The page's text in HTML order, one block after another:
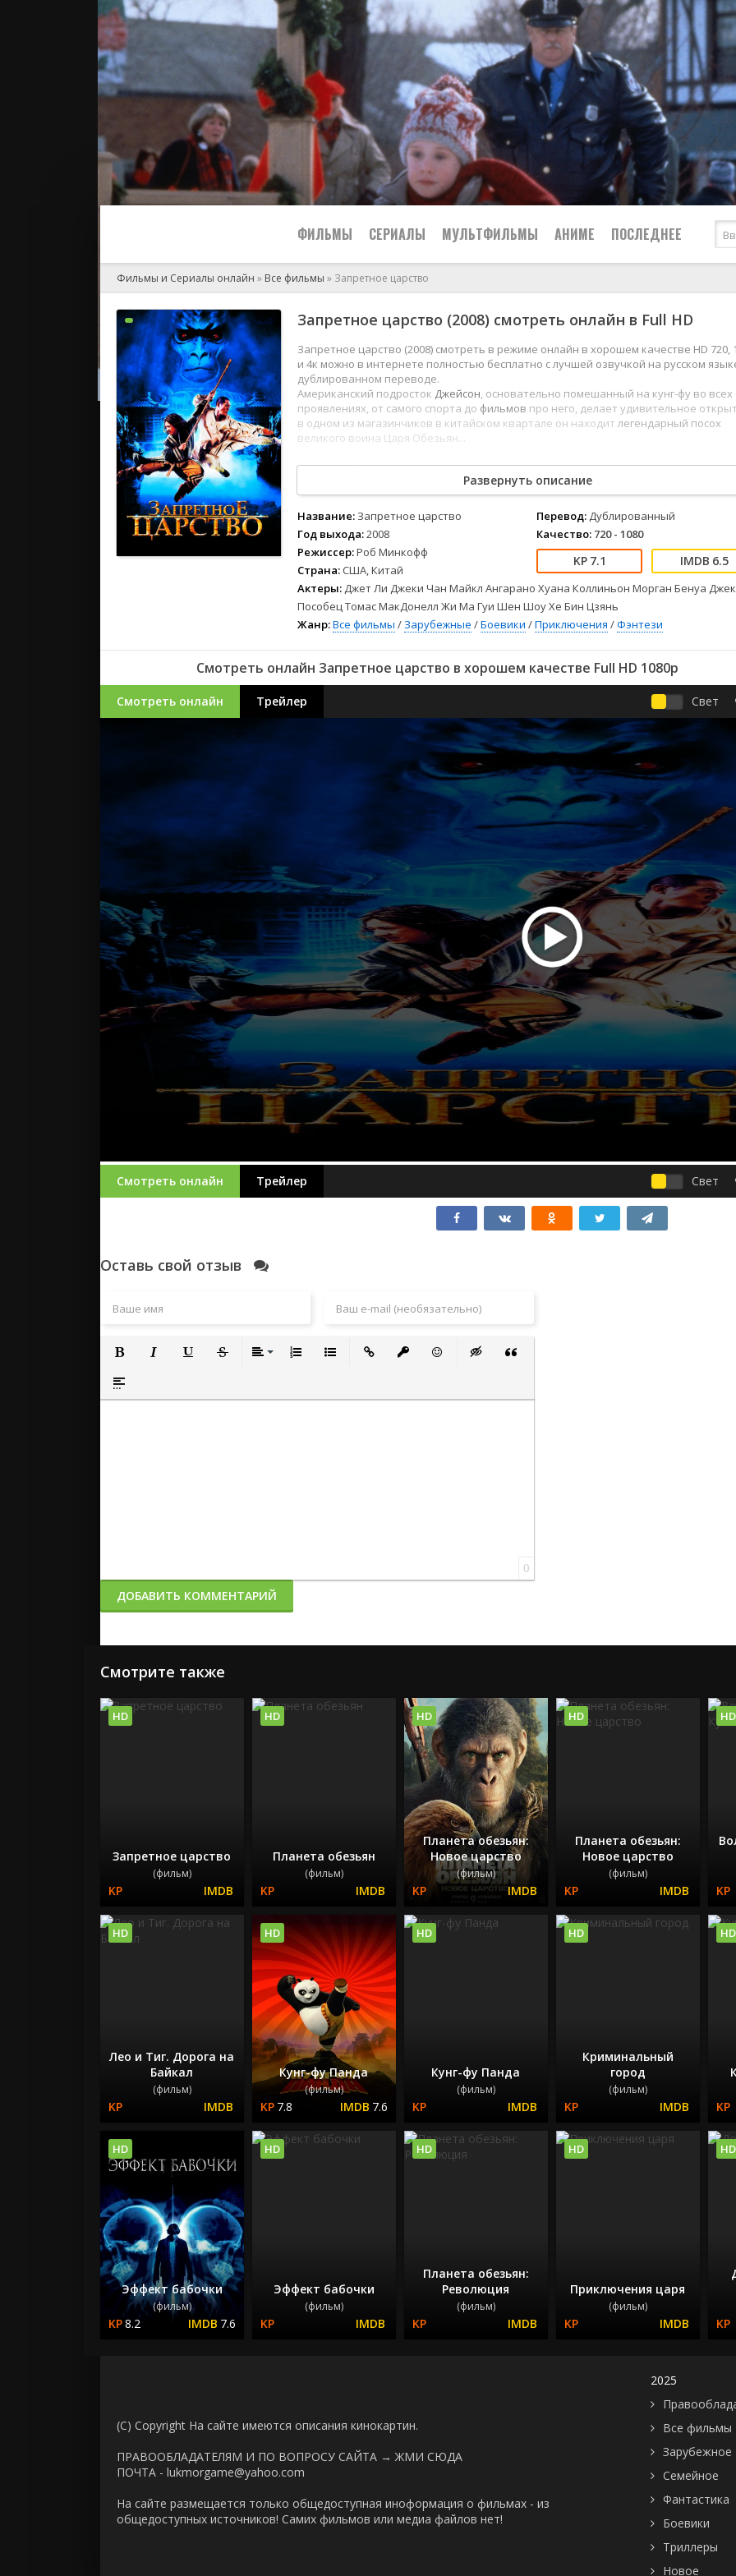
ФИЛЬМЫ
2024
2023
2022
2021
Зарубежные
Боевики
Военные
Детективы
Детские
Драмы
Мелодрамы
Приключения
Семейные
Спорт
Триллеры
Ужасы
СЕРИАЛЫ МУЛЬТФИЛЬМЫ АНИМЕ ПОСЛЕДНЕЕ
2024
2023
2022
2021
Зарубежные
Фильмы из соцетей
Фильмы и Сериалы онлайн » Все фильмы » Запретное царство
Запретное царство (2008) смотреть онлайн в Full HD
Запретное царство (2008) смотреть в режиме онлайн в хорошем качестве HD 720,
и 4к можно в интернете полностью бесплатно с лучшей озвучкой на русском
дублированном переводе.
Американский подросток Джейсон, основательно помешанный на кунг-фу во всех
проявлениях, от самого спорта до фильмов про него, делает удивительное
в одном из магазинчиков в китайском квартале он находит легендарный посох
великого воина Царя Обезьян...
12345 678
Развернуть описание
Название: Запретное царство
Год выхода:2008
Режиссер:Роб Минкофф
Страна: США, Китай
Перевод: Дублированный
Качество: 720 - 1080
7.1 6.5
Актеры: Джет Ли Джеки Чан Майкл Ангарано Хуана Коллиньон Морган Бенуа Джек
Пособец Томас МакДонелл Жи Ма Гуи Шен Шоу Хе Бин Цзянь
Жанр:Все фильмы / Зарубежные /Боевики /Приключения /Фэнтези
Смотреть онлайн Запретное царство в хорошем качестве Full HD 1080p
Смотреть онлайн Трейлер Свет
Смотреть онлайн Трейлер Свет
Оставь свой отзыв
Полужирный
Вставка спойлера
0
ДОБАВИТЬ КОММЕНТАРИЙ
Смотрите также
Запретное царство
(фильм)
HD
Планета обезьян
(фильм)
HD
Планета обезьян:
Новое царство
(фильм)
HD
Планета обезьян:
Новое царство
(фильм)
HD HD
Лео и Тиг. Дорога на
Байкал
(фильм)
HD
Кунг-фу Панда
(фильм)
7.8 7.6
HD
Кунг-фу Панда
(фильм)
HD
Криминальный
город
(фильм)
HD HD
Эффект бабочки
(фильм)
8.2 7.6
HD
Эффект бабочки
(фильм)
HD
Планета обезьян:
Революция
(фильм)
HD
Приключения царя
(фильм)
HD HD
(C) Copyright На сайте имеются описания кинокартин.
ПРАВООБЛАДАТЕЛЯМ И ПО ВОПРОСУ САЙТА → ЖМИ СЮДА
ПОЧТА - lukmorgame@yahoo.com
На сайте размещается только общедоступная иноформация о фильмах - из
общедоступных источников! Самих фильмов или медиа файлов нет!
2025
Все фильмы
Зарубежное
Семейное
Фантастика
Боевики
Триллеры
Новое